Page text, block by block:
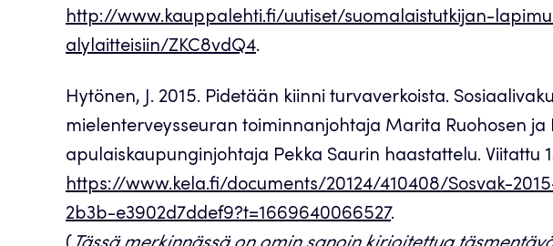
http://www.kauppalehti.fi/uutiset/suomalaistutkijan-
alylaitteisiin/ZKC8vdQ4.
Hytönen, J. 2015. Pidetään kiinni turvaverkoista.
mielenterveysseuran toiminnanjohtaja Marita Ruohosen ja
apulaiskaupunginjohtaja Pekka Saurin haastattelu. Viitattu
https://www.kela.fi/documents/20124/410408/Sosvak-
2b3b-e3902d7ddef9?t=1669640066527.